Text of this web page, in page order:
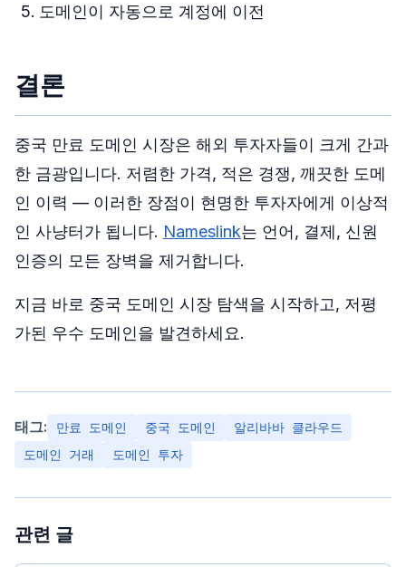
도메인이 자동으로 계정에 이전
결론
중국 만료 도메인 시장은 해외 투자자들이 크게 간과
한 금광입니다. 저렴한 가격, 적은 경쟁, 깨끗한 도메
인 이력 — 이러한 장점이 현명한 투자자에게 이상적
인 사냥터가 됩니다. Nameslink는 언어, 결제, 신원
인증의 모든 장벽을 제거합니다.
지금 바로 중국 도메인 시장 탐색을 시작하고, 저평
가된 우수 도메인을 발견하세요.
태그: 만료 도메인 중국 도메인
알리바바 클라우드
도메인 거래
도메인 투자
관련 글